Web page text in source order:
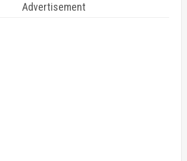
Advertisement